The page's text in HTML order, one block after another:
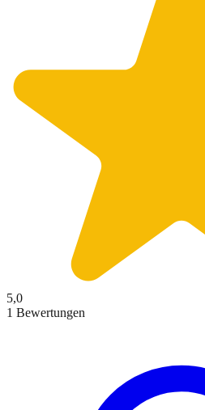
5,0
1 Bewertungen